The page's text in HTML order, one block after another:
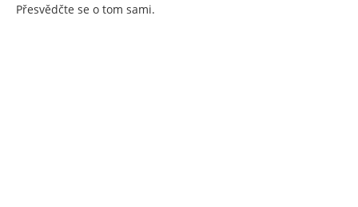
Přesvědčte se o tom sami.